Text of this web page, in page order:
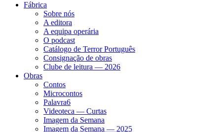
Fábrica
Sobre nós
A editora
A equipa operária
O podcast
Catálogo de Terror Português
Consignação de obras
Clube de leitura — 2026
Obras
Contos
Microcontos
Palavra6
Videoteca — Curtas
Imagem da Semana
Imagem da Semana — 2025